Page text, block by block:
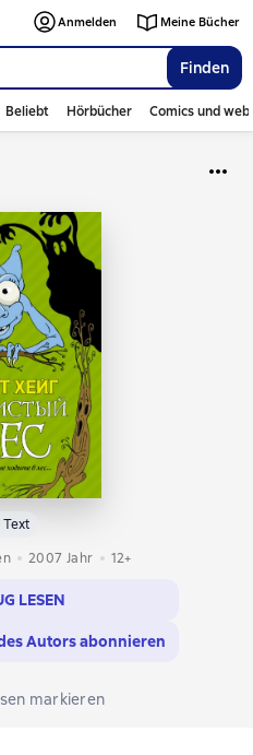
Finden
Anmelden Meine Bücher
Beliebt Hörbücher Comics und
Text
2007 Jahr 12+
LESEN
Autors abonnieren
markieren